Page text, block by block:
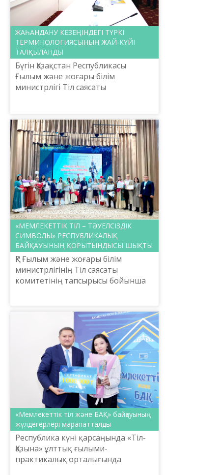
ЖАҺАНДАНУ КЕЗЕҢІНДЕГІ ТҮРКІ
ТЕРМИНОЛОГИЯСЫНЫҢ ЖАЙ-КҮЙІ
ТАЛҚЫЛАНДЫ
Бүгін Қазақстан Республикасы
Ғылым және жоғары білім
министрлігі Тіл саясаты
«Тіл-Қазына» ұлттық ғылыми-
практикалық ортал...
«МЕМЛЕКЕТТІК ТІЛ – ТӘУЕЛСІЗДІК
СИМВОЛЫ» РЕСПУБЛИКАЛЫҚ
БАЙҚАУЫНЫҢ ҚОРЫТЫНДЫСЫ ШЫҚТЫ
ҚР Ғылым және жоғары білім
министрлігінің Тіл саясаты
комитетінің тапсырысы бойынша
пркактикалық орталығының
«Мемлекеттік тіл және БАҚ» байқауының
жүлдегерлері марапатталды
Республика күні қарсаңында «Тіл-
Қазына» ұлттық ғылыми-
практикалық орталығында